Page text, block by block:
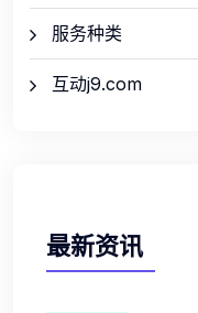
服务种类
互动j9.com
最新资讯